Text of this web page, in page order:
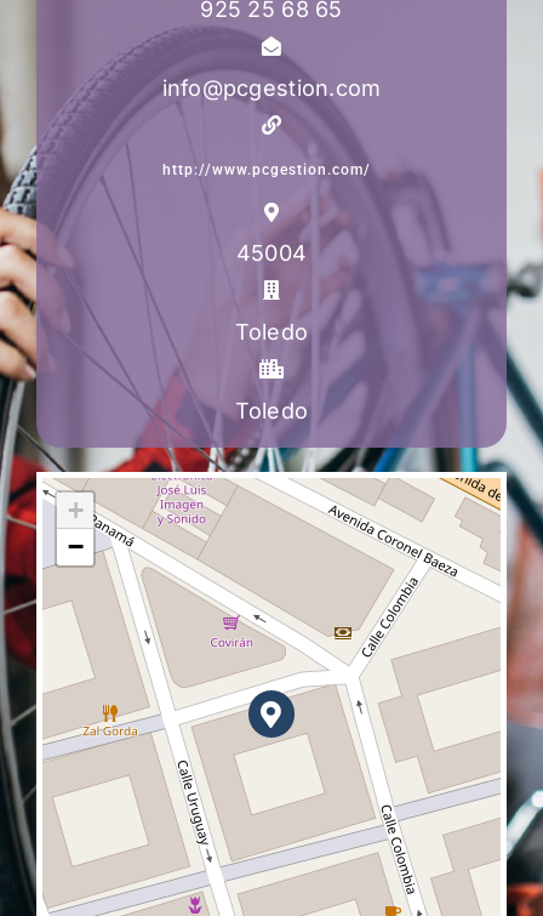
925 25 68 65
info@pcgestion.com
http://www.pcgestion.com/
45004
Toledo
Toledo
+
−